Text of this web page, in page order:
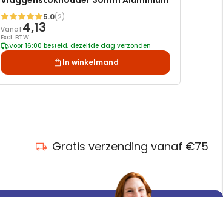
Waardering:
5.0(2)
Vanaf 4,13
Excl. BTW
Voor 16:00 besteld, dezelfde dag verzonden
In winkelmand
Gratis verzending vanaf €75